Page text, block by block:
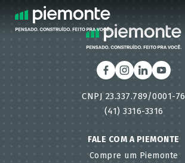
CNPJ 23.337.789/0001-76
(41) 3316-3316
FALE COM A PIEMONTE
Compre um Piemonte